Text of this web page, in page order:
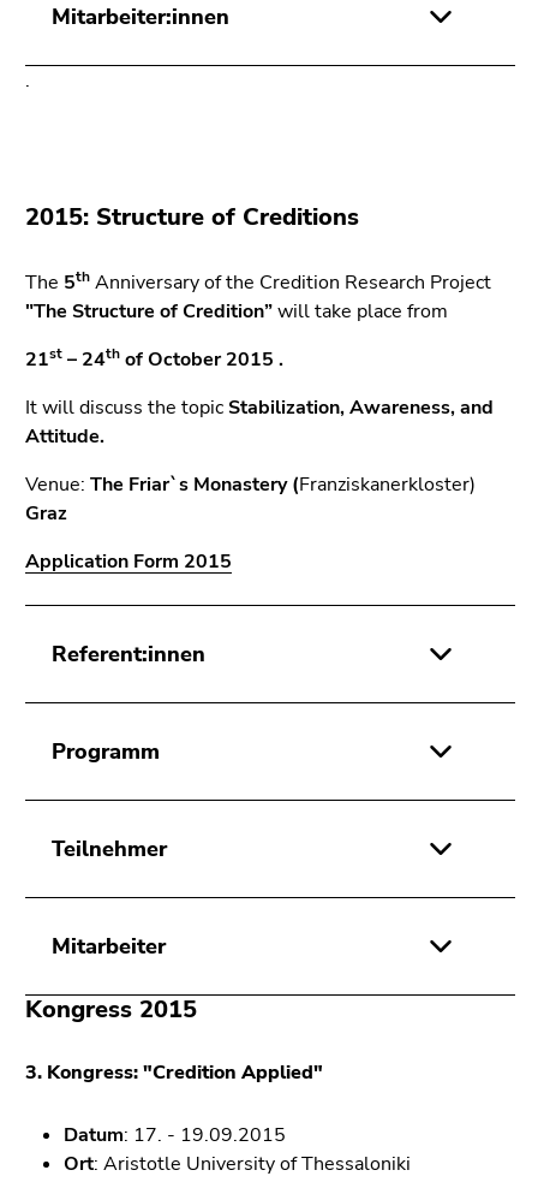
Mitarbeiter:innen
.
2015: Structure of Creditions
The 5th Anniversary of the Credition Research Project
"The Structure of Credition”will take place from
21st – 24th of October 2015 .
It will discuss the topicStabilization, Awareness, and
Attitude.
Venue: The Friar`s Monastery (Franziskanerkloster)
Graz
Application Form 2015
Referent:innen
Programm
Teilnehmer
Mitarbeiter
Kongress 2015
3. Kongress: "Credition Applied"
Datum: 17. - 19.09.2015
Ort: Aristotle University of Thessaloniki